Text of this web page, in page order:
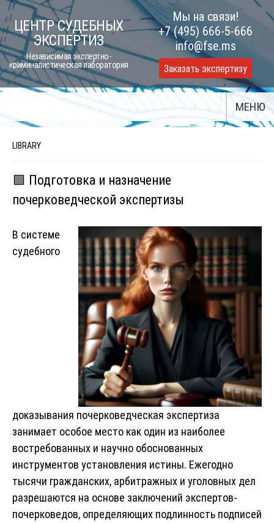
Skip
to
content
ЦЕНТР СУДЕБНЫХ
ЭКСПЕРТИЗ
Независимая экспертно-
криминалистическая лаборатория
Мы на связи!
+7 (495) 666-5-666
info@fse.ms
Заказать экспертизу
МЕНЮ
LIBRARY
🟩 Подготовка и назначение
почерковедческой экспертизы
В системе
судебного
доказывания почерковедческая экспертиза
занимает особое место как один из наиболее
востребованных и научно обоснованных
инструментов установления истины. Ежегодно
тысячи гражданских, арбитражных и уголовных дел
разрешаются на основе заключений экспертов-
почерковедов, определяющих подлинность подписей